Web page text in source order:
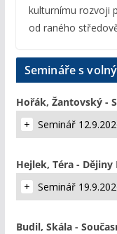
kulturnímu rozvoji
od raného
Semináře s
Hořák, Žantovský -
Seminář
Hejlek, Téra -
Seminář
Budil, Skála -